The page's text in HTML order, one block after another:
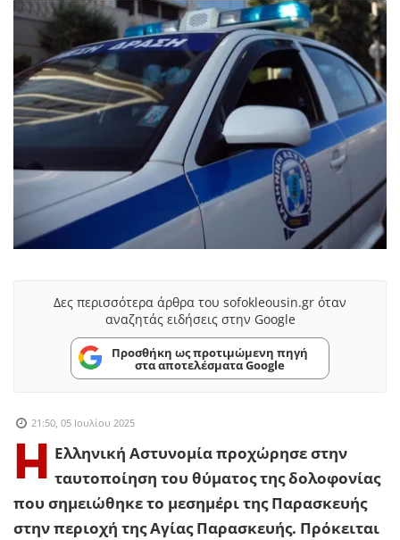
Δες περισσότερα άρθρα του sofokleousin.gr όταν
αναζητάς ειδήσεις στην Google
Προσθήκη ως προτιμώμενη πηγή
στα αποτελέσματα Google
21:50, 05 Ιουλίου 2025
Η
Ελληνική Αστυνομία προχώρησε στην
ταυτοποίηση του θύματος της δολοφονίας
που σημειώθηκε το μεσημέρι της Παρασκευής
στην περιοχή της Αγίας Παρασκευής. Πρόκειται